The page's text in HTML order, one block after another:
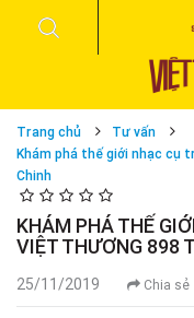
Trang chủ
Tư vấn
Khám phá thế giới nhạc cụ
Chinh
KHÁM PHÁ THẾ
VIỆT THƯƠNG 898
25/11/2019 Chia sẻ